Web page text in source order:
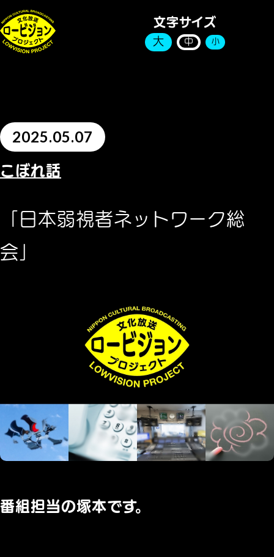
文字サイズ
大 中 小
2025.05.07
こぼれ話
「日本弱視者ネットワーク総
会」
番組担当の塚本です。